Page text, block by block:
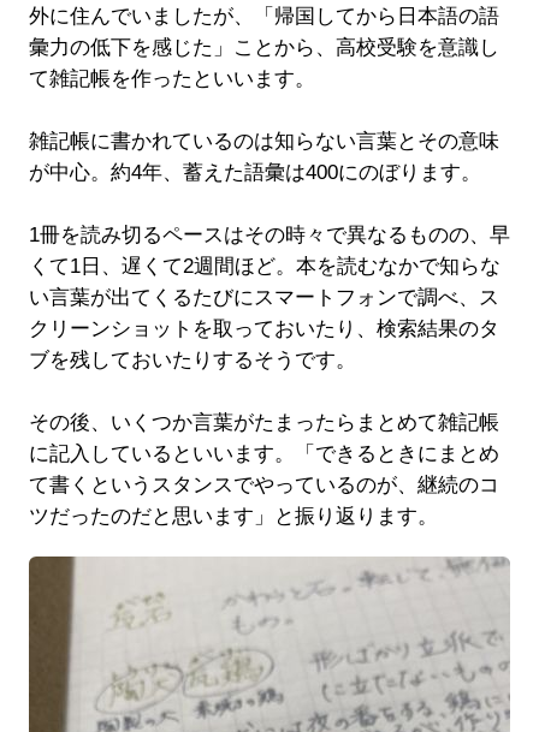
外に住んでいましたが、「帰国してから日本語の語
彙力の低下を感じた」ことから、高校受験を意識し
て雑記帳を作ったといいます。
雑記帳に書かれているのは知らない言葉とその意味
が中心。約4年、蓄えた語彙は400にのぼります。
1冊を読み切るペースはその時々で異なるものの、早
くて1日、遅くて2週間ほど。本を読むなかで知らな
い言葉が出てくるたびにスマートフォンで調べ、ス
クリーンショットを取っておいたり、検索結果のタ
ブを残しておいたりするそうです。
その後、いくつか言葉がたまったらまとめて雑記帳
に記入しているといいます。「できるときにまとめ
て書くというスタンスでやっているのが、継続のコ
ツだったのだと思います」と振り返ります。